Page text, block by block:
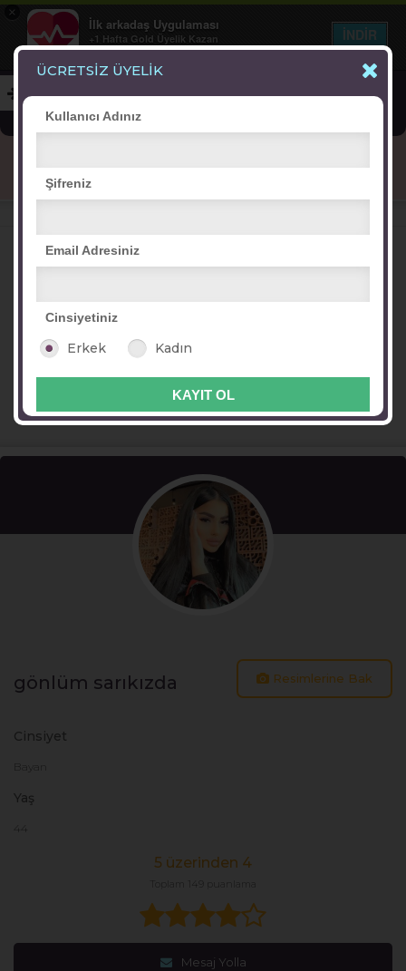
×
İlk arkadaş Uygulaması
+1 Hafta Gold Üyelik Kazan
Bedava - com.ilk.arkadas
İNDİR
Online Erkekler(371)
tanem*25
duygu
sağanağı
gönlüm sarıkızda Resimlerine Bak
Cinsiyet
Yaş
44
5 üzerinden 4
Toplam 149 puanlama
Mesaj Yolla
ÜCRETSİZ ÜYELİK
Kullanıcı Adınız
Şifreniz
Email Adresiniz
Cinsiyetiniz
Erkek Kadın